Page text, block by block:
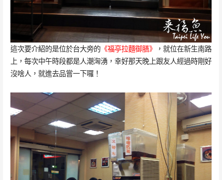
這次要介紹的是位於台大旁的《福亭拉麵御膳》
，就位在新生南路
上，每次中午時段都是人潮洶湧，幸好那天晚上跟友人經過時剛好
沒啥人，就進去品嘗一下囉！